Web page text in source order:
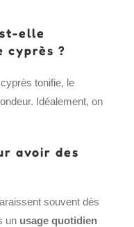
elle
cyprès ?
tonifie, le
Idéalement, on
avoir des
souvent dès
un usage quotidien